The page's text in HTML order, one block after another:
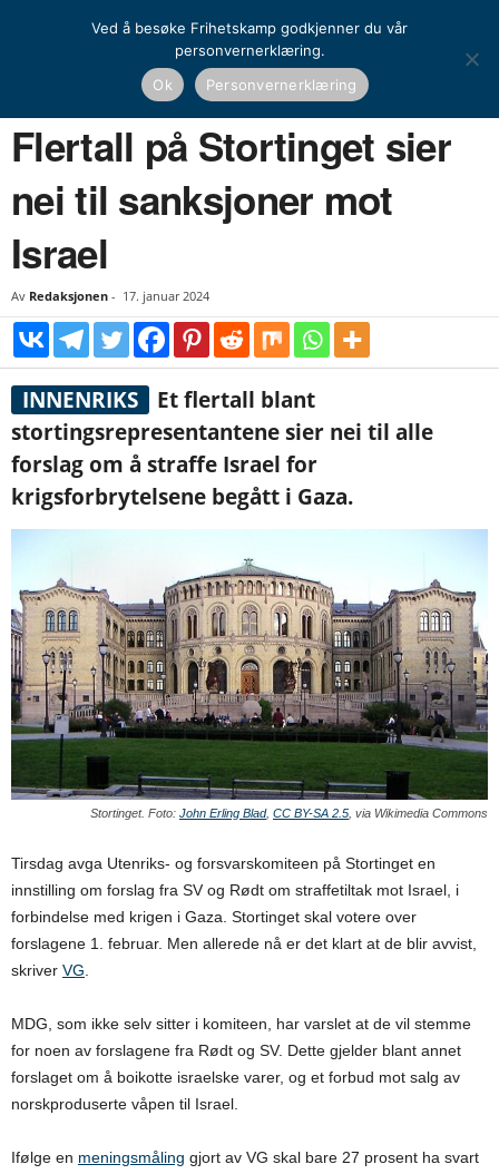
Norge Flertall på Stortinget sier nei til sanksjoner mot Israel
Flertall på Stortinget sier
nei til sanksjoner mot
Israel
Av Redaksjonen - 17. januar 2024
INNENRIKS
Et flertall blant
stortingsrepresentantene sier nei til alle
forslag om å straffe Israel for
krigsforbrytelsene begått i Gaza.
Stortinget. Foto: John Erling Blad, CC BY-SA 2.5, via Wikimedia Commons
Tirsdag avga Utenriks- og forsvarskomiteen på Stortinget en
innstilling om forslag fra SV og Rødt om straffetiltak mot Israel, i
forbindelse med krigen i Gaza. Stortinget skal votere over
forslagene 1. februar. Men allerede nå er det klart at de blir avvist,
skriver VG.
MDG, som ikke selv sitter i komiteen, har varslet at de vil stemme
for noen av forslagene fra Rødt og SV. Dette gjelder blant annet
forslaget om å boikotte israelske varer, og et forbud mot salg av
norskproduserte våpen til Israel.
Ifølge en meningsmåling gjort av VG skal bare 27 prosent ha svart
Ved å besøke Frihetskamp godkjenner du vår
personvernerklæring.
Ok
Personvernerklæring